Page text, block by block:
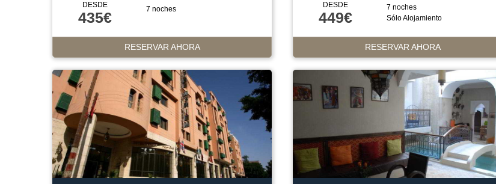
DESDE
435€ 7 noches
RESERVAR AHORA
DESDE
449€
7 noches
Sólo Alojamiento
RESERVAR AHORA